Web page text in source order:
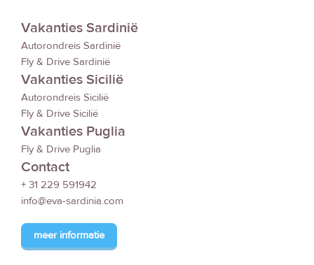
Vakanties Sardinië
Autorondreis Sardinië
Fly & Drive Sardinië
Vakanties Sicilië
Autorondreis Sicilië
Fly & Drive Sicilië
Vakanties Puglia
Fly & Drive Puglia
Contact
+ 31 229 591942
info@eva-sardinia.com
meer informatie